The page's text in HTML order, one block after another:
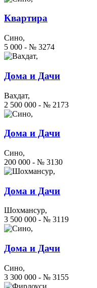
Квартира
Сино,
5 000 - № 3274
Дома и Дачи
Вахдат,
2 500 000 - № 2173
Дома и Дачи
Сино,
200 000 - № 3130
Дома и Дачи
Шохмансур,
3 500 000 - № 3119
Дома и Дачи
Сино,
3 300 000 - № 3155